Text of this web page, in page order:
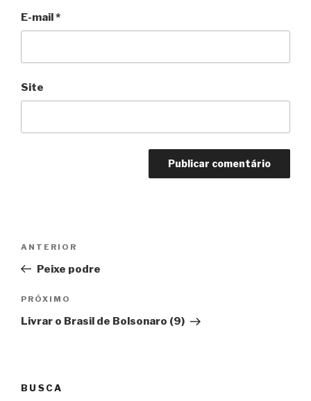
E-mail*
Site
Post
Anterior
ANTERIOR
Peixe podre
Próximo
PRÓXIMO
Livrar o Brasil de Bolsonaro (9)
BUSCA